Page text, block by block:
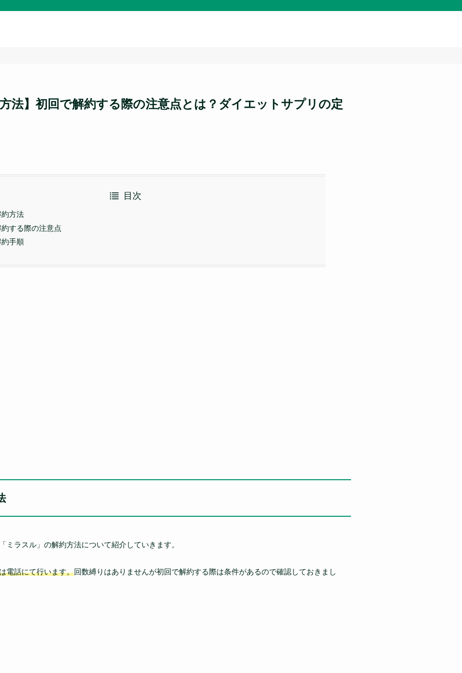
法】初回で解約する際の注意点とは？ダイエットサプリの定
目次
約方法
する際の注意点
約手順
ミラスル」の解約方法について紹介していきます。
電話にて行います。回数縛りはありませんが初回で解約する際は条件があるので確認しておきまし